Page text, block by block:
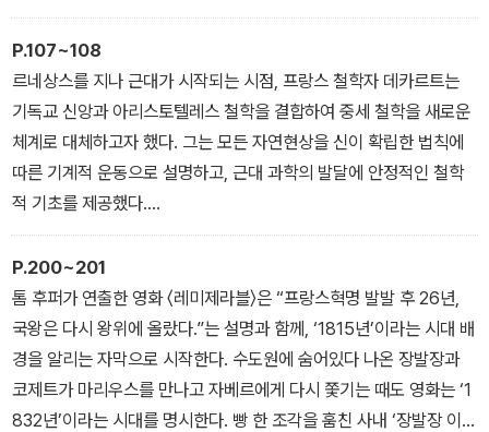
에는 모닝 머틀이 울고 있다. 호그와트 마법학교의 어린 마법사들이
주인공인 〈해리 포터〉 시리즈는 바로 켈트 신화의 세계관을 그대로 드
러내 보여준다.
‘투아하 데 다난’으로 불리는 켈트의 신들이 사는 에린 땅에 인간들이
몰려온다. 신들과 인간들이 싸워 인간들이 이기자, 켈트의 신들은 자
신들의 땅을 인간들에게 내주고 모습을 감춘다. 어떤 전승에선 신들
의 몸이 줄어들어 모두 요정이 되었다고도 한다.
『반지의 제왕』에 등장하는 요정들은 예쁘고 늘씬한 아름다운 모습을
갖고 있기도 하지만, 집요정 도비처럼 못생긴 요정도 있고, 피터팬의
친구 팅커벨처럼 아주 작은 요정도 있다. 알려진 요정의 종류만 해도
30종이 넘는다. 영국의 대문호 셰익스피어의 『한여름 밤의 꿈』에 등
장하는 요정 왕 오베론이나 요정 여왕 티타니아도 숲의 요정이다.
호그와트 마법학교로 가는 기차가 출발하는 9와 3/4 정거장은 보통
사람인 머글들의 역이자, 동시에 마법사들의 기차역이기도 하다. 마
P.107~108
르네상스를 지나 근대가 시작되는 시점, 프랑스 철학자 데카르트는
기독교 신앙과 아리스토텔레스 철학을 결합하여 중세 철학을 새로운
체계로 대체하고자 했다. 그는 모든 자연현상을 신이 확립한 법칙에
따른 기계적 운동으로 설명하고, 근대 과학의 발달에 안정적인 철학
적 기초를 제공했다.
데카르트는 인간을 신적인 정신과 기계적인 신체가 상호작용하는 존
재로 보았다. 신이 인간에게 자연을 과학적으로 탐구하고 기술적으로
이용할 권한을 위임했다는 것이다. 그러니 인간 이외 자연의 일부일
뿐인 동물은 그저 탐구와 이용의 대상일 뿐이라고 보았다. 예를 들어
데카르트는 동물은 ‘자동기계’에 불과하다고 간주하고, 동물들이 생
체해부를 당할 때 보이는 고통스런 반응들은 진정한 고통이 아니라
그저 반사적인 동작에 불과하다고 보았다.
P.200~201
톰 후퍼가 연출한 영화 〈레미제라블〉은 “프랑스혁명 발발 후 26년,
국왕은 다시 왕위에 올랐다.”는 설명과 함께, ‘1815년’이라는 시대 배
경을 알리는 자막으로 시작한다. 수도원에 숨어있다 나온 장발장과
코제트가 마리우스를 만나고 자베르에게 다시 쫓기는 때도 영화는 ‘1
832년’이라는 시대를 명시한다. 빵 한 조각을 훔친 사내 ‘장발장 이야